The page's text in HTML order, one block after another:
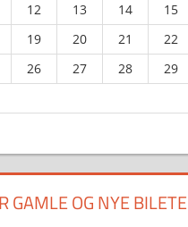
12 13 14 15
19 20 21 22
26 27 28 29
GAMLE OG NYE BILETE